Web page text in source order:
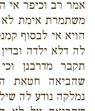
אמר רב וכיפר אי
משתמרת אימת
הויא אי לבסוף
לה דלא ילדה
תקבר מדרבנן
שהביאה חטאת
נמלקה נודע לה